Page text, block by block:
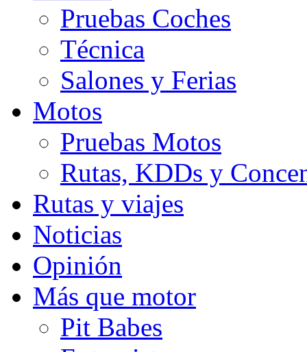
Pruebas Coches
Técnica
Salones y Ferias
Motos
Pruebas Motos
Rutas, KDDs y
Rutas y viajes
Noticias
Opinión
Más que motor
Pit Babes